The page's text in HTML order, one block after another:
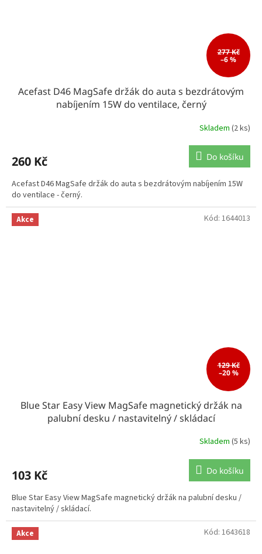
277 Kč
–6 %
Acefast D46 MagSafe držák do auta s bezdrátovým
nabíjením 15W do ventilace, černý
Skladem (2 ks)
260 Kč Do košíku
Acefast D46 MagSafe držák do auta s bezdrátovým nabíjením 15W
do ventilace - černý.
Akce
129 Kč
–20 %
Blue Star Easy View MagSafe magnetický držák na
palubní desku / nastavitelný / skládací
Skladem (5 ks)
103 Kč Do košíku
Blue Star Easy View MagSafe magnetický držák na palubní desku /
nastavitelný / skládací.
Kód: 1644013
Akce Kód: 1643618